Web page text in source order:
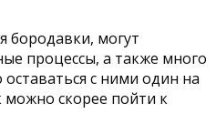
бородавки, могут
процессы, а также много
с ними один на
скорее пойти к